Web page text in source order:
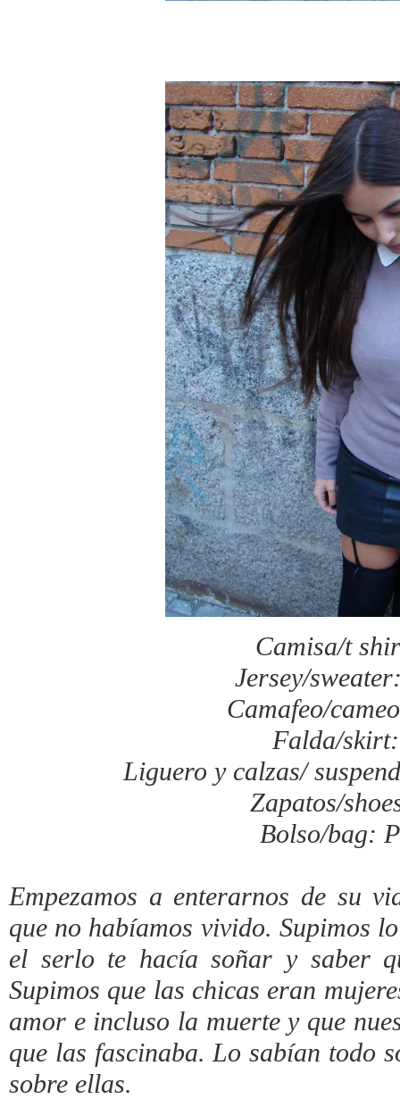
Camisa/t
Jersey/
Camafeo/
Falda/
Liguero y calzas/
Zapatos/
Bolso/bag:
Empezamos a enterarnos de su
que no habíamos vivido. Supimos
el serlo te hacía soñar y saber
Supimos que las chicas eran
amor e incluso la muerte y que
que las fascinaba. Lo sabían todo
sobre ellas.